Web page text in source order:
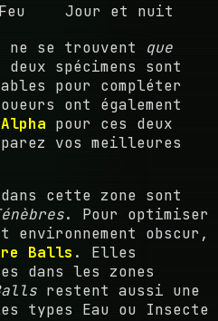
Jour et nuit
ne se trouvent que
spécimens sont
pour compléter
ont également
pour ces deux
vos meilleures
cette zone sont
. Pour optimiser
environnement obscur,
Balls . Elles
dans les zones
restent aussi une
types Eau ou Insecte